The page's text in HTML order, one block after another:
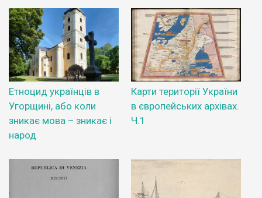
Етноцид українців в
Угорщині, або коли
зникає мова – зникає і
народ
Карти території України
в європейських архівах.
Ч.1